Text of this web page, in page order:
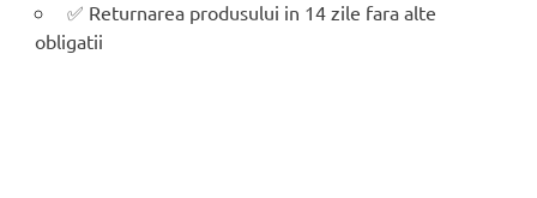
✅ Returnarea produsului in 14 zile fara alte
obligatii